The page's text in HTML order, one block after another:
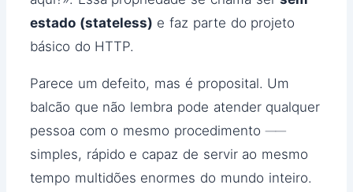
estado (stateless) e faz parte do projeto
básico do HTTP.
Parece um defeito, mas é proposital. Um
balcão que não lembra pode atender qualquer
pessoa com o mesmo procedimento ──
simples, rápido e capaz de servir ao mesmo
tempo multidões enormes do mundo inteiro.